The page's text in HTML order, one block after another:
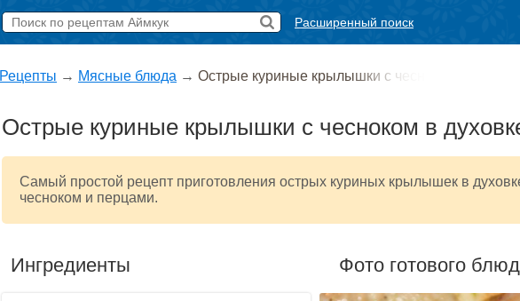
Расширенный поиск
Рецепты → Мясные блюда → Острые куриные крылышки с чесн
Острые куриные крылышки с чесноком в
Самый простой рецепт приготовления острых куриных крылышек в
чесноком и перцами.
Ингредиенты Фото готового